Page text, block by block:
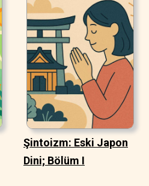
Şintoizm: Eski Japon
Dini; Bölüm I